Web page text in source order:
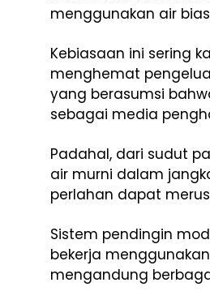
menggunakan air
Kebiasaan ini sering
menghemat
yang berasumsi
sebagai media
Padahal, dari sudut
air murni dalam
perlahan dapat
Sistem pendingin
bekerja
mengandung